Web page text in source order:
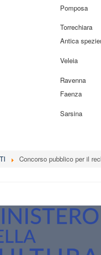
Pomposa
Torrechiara
Antica
Veleia
Ravenna
Faenza
Sarsina
Concorso pubblico per il